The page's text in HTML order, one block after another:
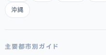
沖縄
主要都市別ガイド